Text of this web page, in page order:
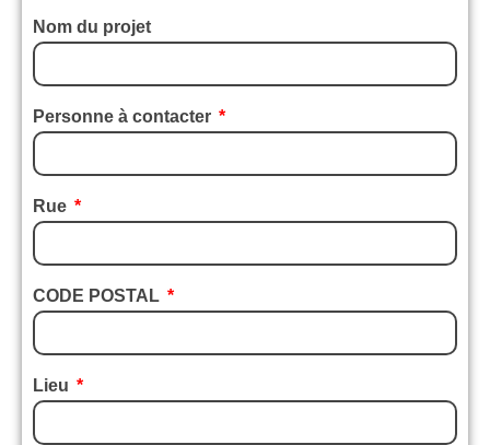
Français
Nom du projet
Personne à contacter
Rue
CODE POSTAL
Lieu